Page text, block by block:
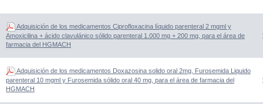
Adquisición de los medicamentos Ciprofloxacina líquido parenteral 2 mgml y
Amoxicilina + ácido clavulánico sólido parenteral 1.000 mg + 200 mg, para el área de
farmacia del HGMACH
Adquisición de los medicamentos Doxazosina solido oral 2mg, Furosemida Liquido
parenteral 10 mgml y Furosemida sólido oral 40 mg, para el área de farmacia del
HGMACH